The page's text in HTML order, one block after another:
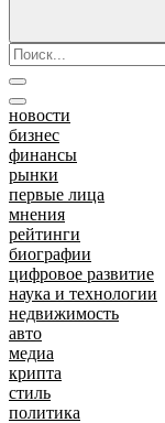
новости
бизнес
финансы
рынки
первые лица
мнения
рейтинги
биографии
цифровое развитие
наука и технологии
недвижимость
авто
медиа
крипта
стиль
политика